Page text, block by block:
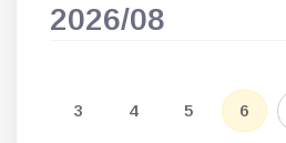
2026/08
3 4 5 6